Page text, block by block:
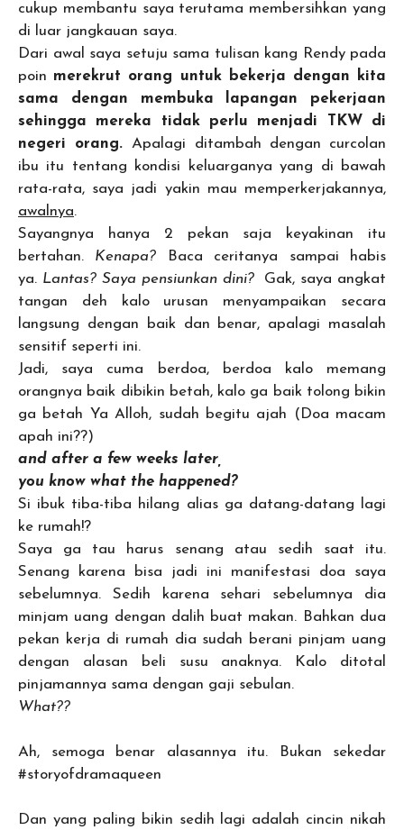
cukup membantu saya terutama membersihkan yang
di luar jangkauan saya.
Dari awal saya setuju sama tulisan kang Rendy pada
poin merekrut orang untuk bekerja dengan kita
sama dengan membuka lapangan pekerjaan
sehingga mereka tidak perlu menjadi TKW di
negeri orang.Apalagi ditambah dengan curcolan
ibu itu tentang kondisi keluarganya yang di bawah
rata-rata, saya jadi yakin mau memperkerjakannya,
awalnya.
Sayangnya hanya 2 pekan saja keyakinan itu
bertahan. Kenapa?
Baca ceritanya sampai habis
ya. Lantas? Saya pensiunkan dini?Gak, saya angkat
tangan deh kalo urusan menyampaikan secara
langsung dengan baik dan benar, apalagi masalah
sensitif seperti ini.
Jadi, saya cuma berdoa, berdoa kalo memang
orangnya baik dibikin betah, kalo ga baik tolong bikin
ga betah Ya Alloh, sudah begitu ajah (Doa macam
apah ini??)
and after a few weeks later,
you know what the happened?
Si ibuk tiba-tiba hilang alias ga datang-datang lagi
ke rumah!?
Saya ga tau harus senang atau sedih saat itu.
Senang karena bisa jadi ini manifestasi doa saya
sebelumnya. Sedih karena sehari sebelumnya dia
minjam uang dengan dalih buat makan. Bahkan dua
pekan kerja di rumah dia sudah berani pinjam uang
dengan alasan beli susu anaknya. Kalo ditotal
pinjamannya sama dengan gaji sebulan.
What??
Ah, semoga benar alasannya itu. Bukan sekedar
#storyofdramaqueen
Dan yang paling bikin sedih lagi adalah cincin nikah